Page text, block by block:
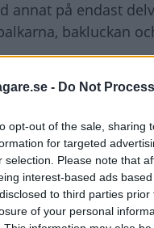
- Do Not
opt-out of the sale, sharing
for targeted
selection. Please note that
interest-based ads
to third parties
of your personal
annat på endast
bakluckan
i huv på
helt obehövligt.
rostskydd
inget som
har den mest